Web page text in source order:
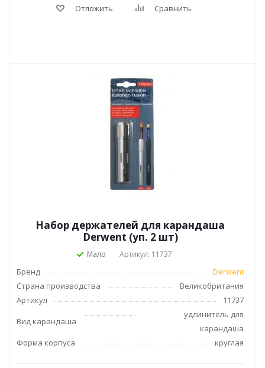
Отложить Сравнить
Набор держателей для карандаша
Derwent (уп. 2 шт)
Мало Артикул: 11737
Бренд
Derwent
Страна производства
Великобритания
Артикул
11737
Вид карандаша
удлинитель для
карандаша
Форма корпуса
круглая